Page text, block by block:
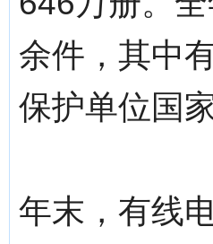
余件，其中
保护单位国
年末，有线